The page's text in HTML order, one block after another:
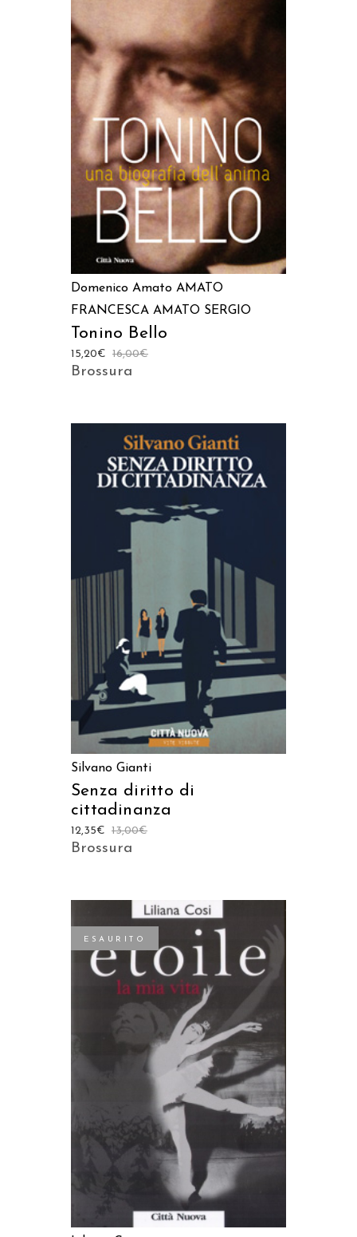
AGGIUNGI AL CARRELLO
Domenico Amato AMATO
FRANCESCA AMATO SERGIO
Tonino Bello
16,00€
15,20€
Brossura
AGGIUNGI AL CARRELLO
Silvano Gianti
Senza diritto di
cittadinanza
13,00€
12,35€
Brossura
ESAURITO
LEGGI TUTTO